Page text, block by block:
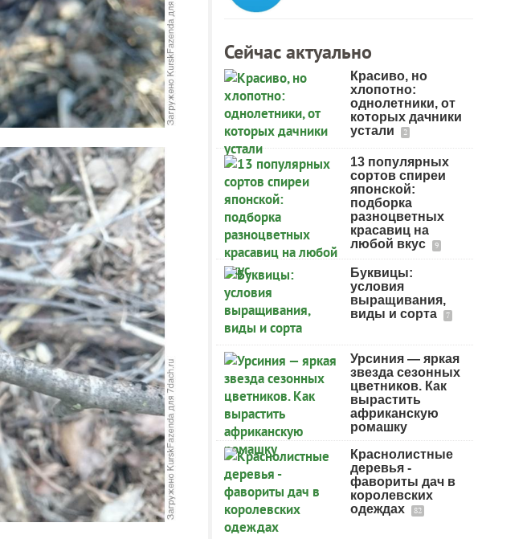
Сейчас актуально
Красиво, но
хлопотно:
однолетники, от
которых дачники
устали
2
13 популярных
сортов спиреи
японской:
подборка
разноцветных
красавиц на
любой вкус
9
Буквицы:
условия
выращивания,
виды и сорта
7
Урсиния — яркая
звезда сезонных
цветников. Как
вырастить
африканскую
ромашку
Краснолистные
деревья -
фавориты дач в
королевских
одеждах
82